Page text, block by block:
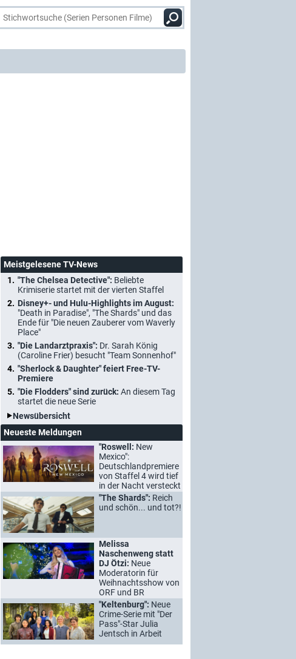
Meistgelesene TV-News
"The Chelsea Detective": Beliebte
Krimiserie startet mit der vierten Staffel
Disney+- und Hulu-Highlights im August:
"Death in Paradise", "The Shards" und das
Ende für "Die neuen Zauberer vom Waverly
Place"
"Die Landarztpraxis": Dr. Sarah König
(Caroline Frier) besucht "Team Sonnenhof"
"Sherlock & Daughter" feiert Free-TV-
Premiere
"Die Flodders" sind zurück: An diesem Tag
startet die neue Serie
Newsübersicht
Neueste Meldungen
"Roswell: New
Mexico":
Deutschlandpremiere
von Staffel 4 wird tief
in der Nacht versteckt
"The Shards": Reich
und schön... und tot?!
Melissa
Naschenweng statt
DJ Ötzi: Neue
Moderatorin für
Weihnachtsshow von
ORF und BR
"Keltenburg": Neue
Crime-Serie mit "Der
Pass"-Star Julia
Jentsch in Arbeit